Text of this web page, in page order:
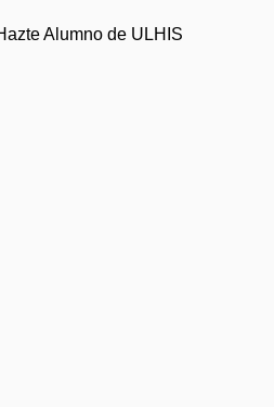
Alumno de ULHIS